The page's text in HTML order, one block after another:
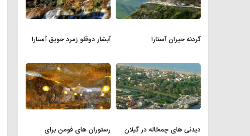
گردنه حیران آستارا آبشار دوقلو زمرد حویق آستارا
دیدنی های چمخاله در گیلان
رستوران های فومن برای